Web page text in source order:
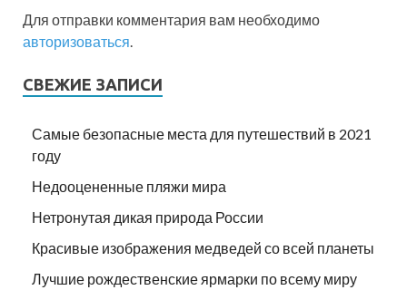
Для отправки комментария вам необходимо
авторизоваться
СВЕЖИЕ ЗАПИСИ
Самые безопасные места для путешествий в 2021
году
Недооцененные пляжи мира
Нетронутая дикая природа России
Красивые изображения медведей со всей планеты
Лучшие рождественские ярмарки по всему миру